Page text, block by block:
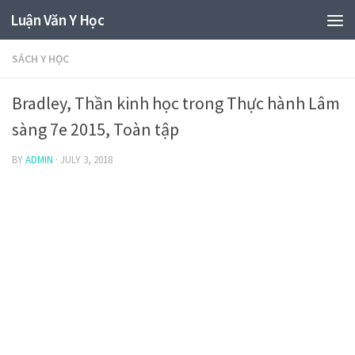
Luận Văn Y Học
SÁCH Y HỌC
Bradley, Thần kinh học trong Thực hành Lâm
sàng 7e 2015, Toàn tập
BYADMIN · JULY 3, 2018